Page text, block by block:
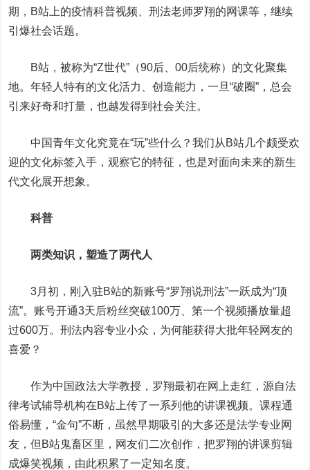
期，B站上的疫情科普视频、刑法老师罗翔的网课等，继续
引爆社会话题。
B站，被称为“Z世代”（90后、00后统称）的文化聚集
地。年轻人特有的文化活力、创造能力，一旦“破圈”，总会
引来好奇和打量，也越发得到社会关注。
中国青年文化究竟在“玩”些什么？我们从B站几个颇受欢
迎的文化标签入手，观察它的特征，也是对面向未来的新生
代文化展开想象。
科普
两类知识，塑造了两代人
3月初，刚入驻B站的新账号“罗翔说刑法”一跃成为“顶
流”。账号开通3天后粉丝突破100万、第一个视频播放量超
过600万。刑法内容专业小众，为何能获得大批年轻网友的
喜爱？
作为中国政法大学教授，罗翔最初在网上走红，源自法
律考试辅导机构在B站上传了一系列他的讲课视频。课程通
俗易懂，“金句”不断，虽然早期吸引的大多还是法学专业网
友，但B站鬼畜区里，网友们二次创作，把罗翔的讲课剪辑
成爆笑视频，由此积累了一定知名度。